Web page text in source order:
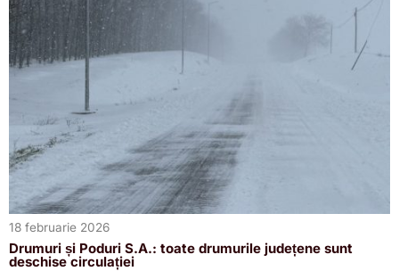
18 februarie 2026
Drumuri și Poduri S.A.: toate drumurile județene sunt
deschise circulației